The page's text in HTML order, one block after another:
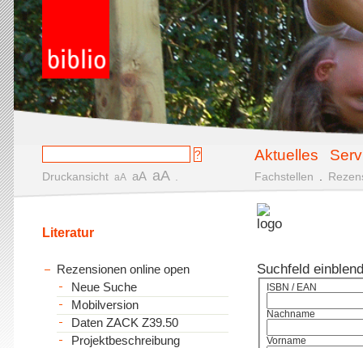
Aktuelles
Druckansicht aA aA aA Fachstellen
Suchfeld
ISBN / EAN
Nachname
Vorname
Literatur
Rezensionen online open
Neue Suche
Mobilversion
Daten ZACK Z39.50
Projektbeschreibung